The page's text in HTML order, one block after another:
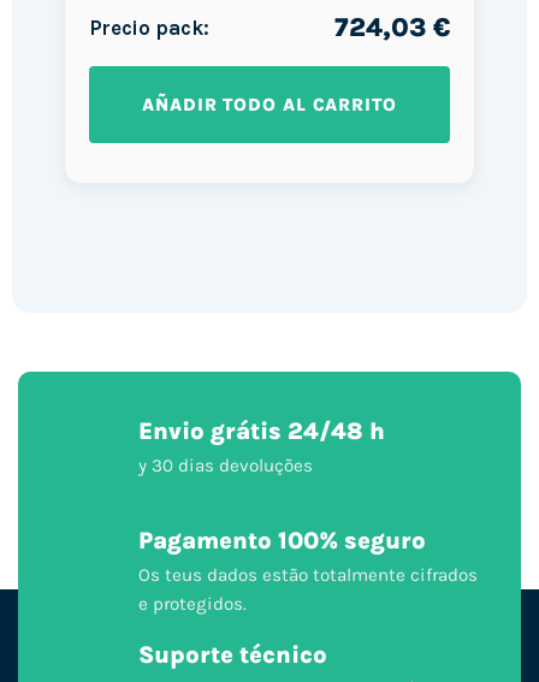
Precio pack: 724,03 €
AÑADIR TODO AL CARRITO
Envio grátis 24/48 h
y 30 dias devoluções
Pagamento 100% seguro
Os teus dados estão totalmente cifrados
e protegidos.
Suporte técnico